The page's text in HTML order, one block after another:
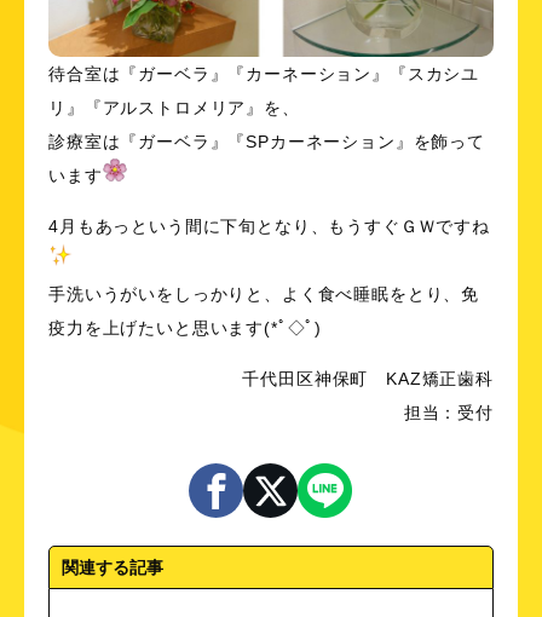
待合室は『ガーベラ』『カーネーション』『スカシユ
リ』『アルストロメリア』を、
診療室は『ガーベラ』『SPカーネーション』を飾って
います
4月もあっという間に下旬となり、もうすぐＧＷですね
手洗いうがいをしっかりと、よく食べ睡眠をとり、免
疫力を上げたいと思います(*ﾟ◇ﾟ)ゞ
千代田区神保町 KAZ矯正歯科
担当：受付
関連する記事